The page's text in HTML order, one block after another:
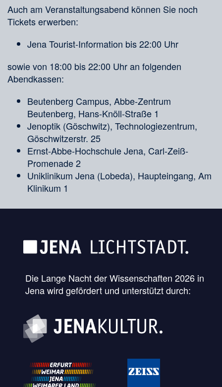
Auch am Veranstaltungsabend können Sie noch
Tickets erwerben:
Jena Tourist-Information bis 22:00 Uhr
sowie von 18:00 bis 22:00 Uhr an folgenden
Abendkassen:
Beutenberg Campus, Abbe-Zentrum
Beutenberg, Hans-Knöll-Straße 1
Jenoptik (Göschwitz), Technologiezentrum,
Göschwitzerstr. 25
Ernst-Abbe-Hochschule Jena, Carl-Zeiß-
Promenade 2
Uniklinikum Jena (Lobeda), Haupteingang, Am
Klinikum 1
Die Lange Nacht der Wissenschaften 2026 in
Jena wird gefördert und unterstützt durch: